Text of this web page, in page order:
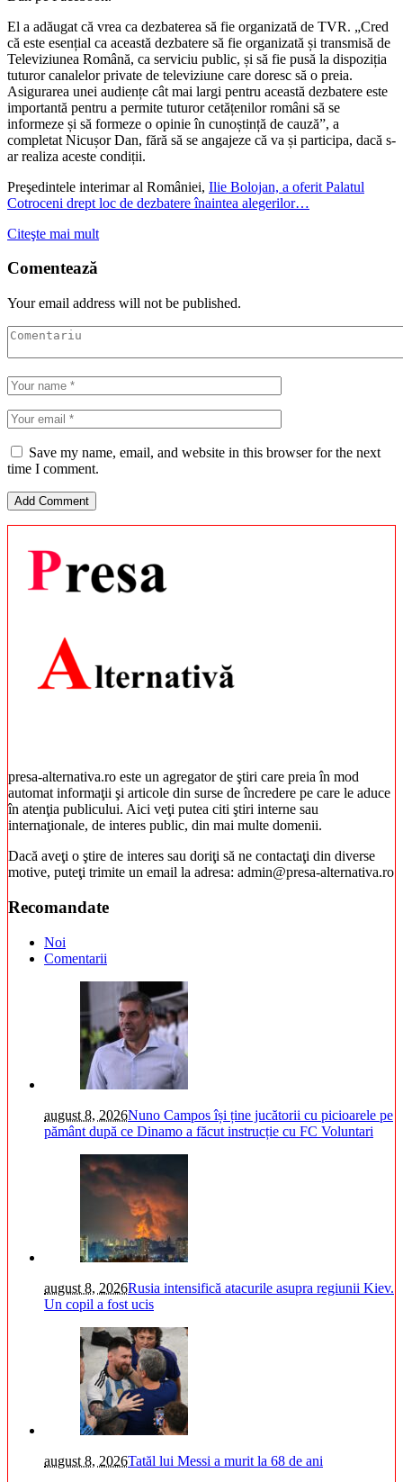
El a adăugat că vrea ca dezbaterea să fie organizată de TVR. „Cred
că este esențial ca această dezbatere să fie organizată și transmisă de
Televiziunea Română, ca serviciu public, și să fie pusă la dispoziția
tuturor canalelor private de televiziune care doresc să o preia.
Asigurarea unei audiențe cât mai largi pentru această dezbatere este
importantă pentru a permite tuturor cetățenilor români să se
informeze și să formeze o opinie în cunoștință de cauză”, a
completat Nicușor Dan, fără să se angajeze că va și participa, dacă s-
ar realiza aceste condiții.
Preşedintele interimar al României, Ilie Bolojan, a oferit Palatul
Cotroceni drept loc de dezbatere înaintea alegerilor…
Citeşte mai mult
Comentează
Your email address will not be published.
Save my name, email, and website in this browser for the next
time I comment.
presa-alternativa.ro este un agregator de ştiri care preia în mod
automat informaţii şi articole din surse de încredere pe care le aduce
în atenţia publicului. Aici veţi putea citi ştiri interne sau
internaţionale, de interes public, din mai multe domenii.
Dacă aveţi o ştire de interes sau doriţi să ne contactaţi din diverse
motive, puteţi trimite un email la adresa: admin@presa-alternativa.ro
Recomandate
Noi
Comentarii
august 8, 2026Nuno Campos își ține jucătorii cu picioarele pe
pământ după ce Dinamo a făcut instrucție cu FC Voluntari
august 8, 2026Rusia intensifică atacurile asupra regiunii Kiev.
Un copil a fost ucis
august 8, 2026Tatăl lui Messi a murit la 68 de ani